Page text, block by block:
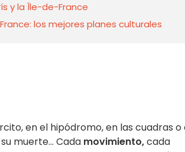
y la Île-de-France
los mejores planes culturales
en el hipódromo, en las cuadras o
muerte... Cada movimiento,cada